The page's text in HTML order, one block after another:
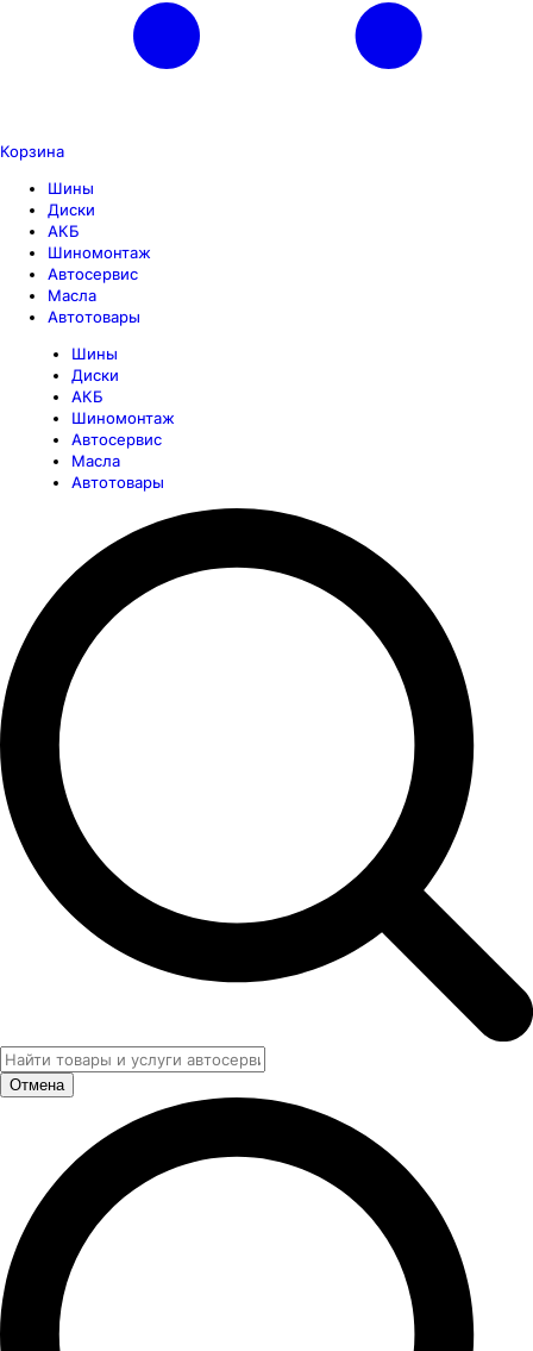
Корзина
Шины
Диски
АКБ
Шиномонтаж
Автосервис
Масла
Автотовары
Шины
Диски
АКБ
Шиномонтаж
Автосервис
Масла
Автотовары
Отмена